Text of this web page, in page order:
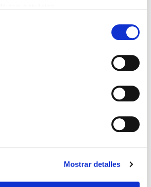
Mostrar detalles
POR LA SALUD PLANETARIA SE ADHIERE
ESTADO FRENTE A LA EMERGENCIA CLIMÁTICA
LA REAL ACADEMIA DE MEDICINA DE GALICIA
DE MUTUAL MÉDICA SOBRE LA
PARA MÉDICOS INTERNOS RESIDENTES
LAS EXENCIONES MÉDICAS PARA EL USO